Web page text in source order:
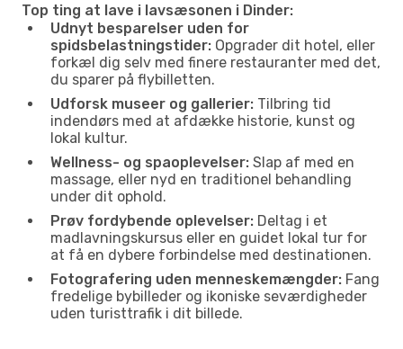
Top ting at lave i lavsæsonen i Dinder:
Udnyt besparelser uden for
spidsbelastningstider: Opgrader dit hotel, eller
forkæl dig selv med finere restauranter med det,
du sparer på flybilletten.
Udforsk museer og gallerier: Tilbring tid
indendørs med at afdække historie, kunst og
lokal kultur.
Wellness- og spaoplevelser: Slap af med en
massage, eller nyd en traditionel behandling
under dit ophold.
Prøv fordybende oplevelser: Deltag i et
madlavningskursus eller en guidet lokal tur for
at få en dybere forbindelse med destinationen.
Fotografering uden menneskemængder: Fang
fredelige bybilleder og ikoniske seværdigheder
uden turisttrafik i dit billede.